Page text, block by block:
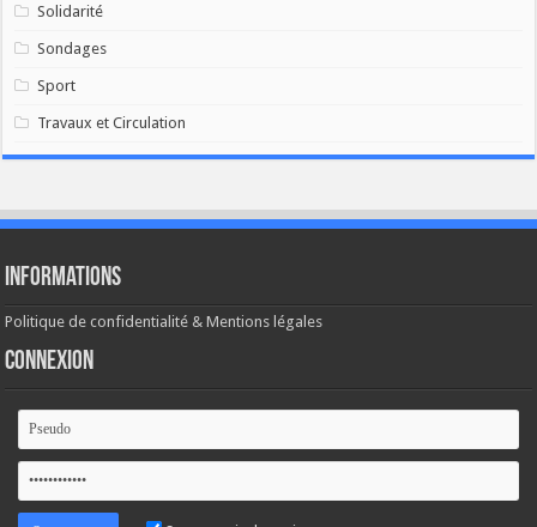
Solidarité
Sondages
Sport
Travaux et Circulation
Informations
Politique de confidentialité & Mentions légales
Connexion